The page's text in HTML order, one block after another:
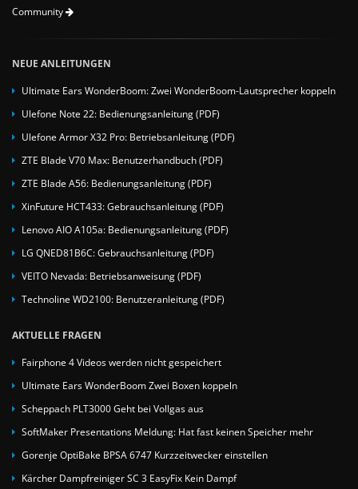
Community
NEUE ANLEITUNGEN
Ultimate Ears WonderBoom: Zwei WonderBoom-Lautsprecher koppeln
Ulefone Note 22: Bedienungsanleitung (PDF)
Ulefone Armor X32 Pro: Betriebsanleitung (PDF)
ZTE Blade V70 Max: Benutzerhandbuch (PDF)
ZTE Blade A56: Bedienungsanleitung (PDF)
XinFuture HCT433: Gebrauchsanleitung (PDF)
Lenovo AIO A105a: Bedienungsanleitung (PDF)
LG QNED81B6C: Gebrauchsanleitung (PDF)
VEITO Nevada: Betriebsanweisung (PDF)
Technoline WD2100: Benutzeranleitung (PDF)
AKTUELLE FRAGEN
Fairphone 4 Videos werden nicht gespeichert
Ultimate Ears WonderBoom Zwei Boxen koppeln
Scheppach PLT3000 Geht bei Vollgas aus
SoftMaker Presentations Meldung: Hat fast keinen Speicher mehr
Gorenje OptiBake BPSA 6747 Kurzzeitwecker einstellen
Kärcher Dampfreiniger SC 3 EasyFix Kein Dampf